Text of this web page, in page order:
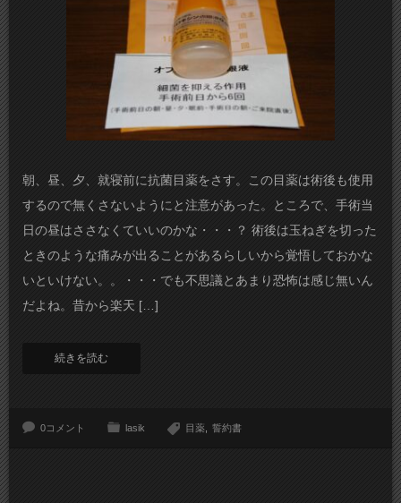
朝、昼、夕、就寝前に抗菌目薬をさす。この目薬は術後も使用
するので無くさないようにと注意があった。ところで、手術当
日の昼はささなくていいのかな・・・？ 術後は玉ねぎを切った
ときのような痛みが出ることがあるらしいから覚悟しておかな
いといけない。。・・・でも不思議とあまり恐怖は感じ無いん
だよね。昔から楽天 […]
続きを読む
0コメント lasik 目薬 誓約書